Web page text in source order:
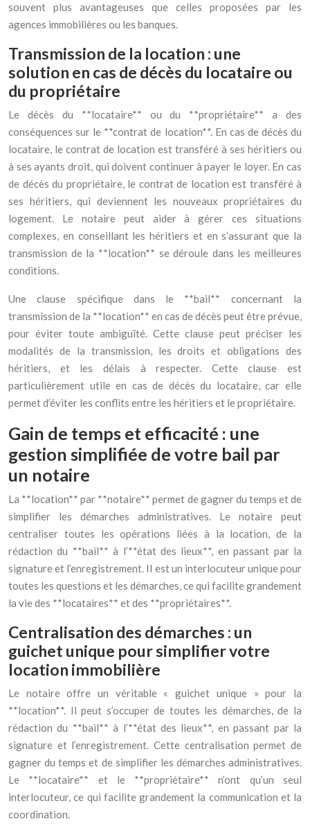
souvent plus avantageuses que celles proposées par les
agences immobilières ou les banques.
Transmission de la location : une
solution en cas de décès du locataire ou
du propriétaire
Le décès du **locataire** ou du **propriétaire** a des
conséquences sur le **contrat de location**. En cas de décès du
locataire, le contrat de location est transféré à ses héritiers ou
à ses ayants droit, qui doivent continuer à payer le loyer. En cas
de décès du propriétaire, le contrat de location est transféré à
ses héritiers, qui deviennent les nouveaux propriétaires du
logement. Le notaire peut aider à gérer ces situations
complexes, en conseillant les héritiers et en s’assurant que la
transmission de la **location** se déroule dans les meilleures
conditions.
Une clause spécifique dans le **bail** concernant la
transmission de la **location** en cas de décès peut être prévue,
pour éviter toute ambiguïté. Cette clause peut préciser les
modalités de la transmission, les droits et obligations des
héritiers, et les délais à respecter. Cette clause est
particulièrement utile en cas de décès du locataire, car elle
permet d’éviter les conflits entre les héritiers et le propriétaire.
Gain de temps et efficacité : une
gestion simplifiée de votre bail par
un notaire
La **location** par **notaire** permet de gagner du temps et de
simplifier les démarches administratives. Le notaire peut
centraliser toutes les opérations liées à la location, de la
rédaction du **bail** à l’**état des lieux**, en passant par la
signature et l’enregistrement. Il est un interlocuteur unique pour
toutes les questions et les démarches, ce qui facilite grandement
la vie des **locataires** et des **propriétaires**.
Centralisation des démarches : un
guichet unique pour simplifier votre
location immobilière
Le notaire offre un véritable « guichet unique » pour la
**location**. Il peut s’occuper de toutes les démarches, de la
rédaction du **bail** à l’**état des lieux**, en passant par la
signature et l’enregistrement. Cette centralisation permet de
gagner du temps et de simplifier les démarches administratives.
Le **locataire** et le **propriétaire** n’ont qu’un seul
interlocuteur, ce qui facilite grandement la communication et la
coordination.